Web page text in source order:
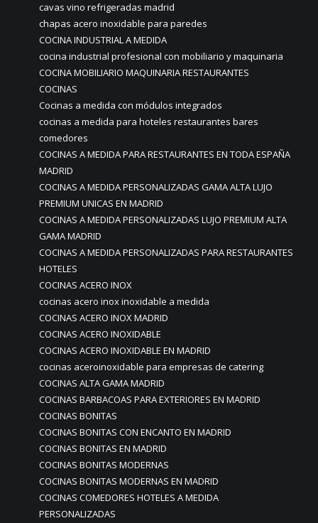
cavas vino refrigeradas madrid
chapas acero inoxidable para paredes
COCINA INDUSTRIAL A MEDIDA
cocina industrial profesional con mobiliario y maquinaria
COCINA MOBILIARIO MAQUINARIA RESTAURANTES
COCINAS
Cocinas a medida con módulos integrados
cocinas a medida para hoteles restaurantes bares
comedores
COCINAS A MEDIDA PARA RESTAURANTES EN TODA ESPAÑA
MADRID
COCINAS A MEDIDA PERSONALIZADAS GAMA ALTA LUJO
PREMIUM UNICAS EN MADRID
COCINAS A MEDIDA PERSONALIZADAS LUJO PREMIUM ALTA
GAMA MADRID
COCINAS A MEDIDA PERSONALIZADAS PARA RESTAURANTES
HOTELES
COCINAS ACERO INOX
cocinas acero inox inoxidable a medida
COCINAS ACERO INOX MADRID
COCINAS ACERO INOXIDABLE
COCINAS ACERO INOXIDABLE EN MADRID
cocinas aceroinoxidable para empresas de catering
COCINAS ALTA GAMA MADRID
COCINAS BARBACOAS PARA EXTERIORES EN MADRID
COCINAS BONITAS
COCINAS BONITAS CON ENCANTO EN MADRID
COCINAS BONITAS EN MADRID
COCINAS BONITAS MODERNAS
COCINAS BONITAS MODERNAS EN MADRID
COCINAS COMEDORES HOTELES A MEDIDA
PERSONALIZADAS